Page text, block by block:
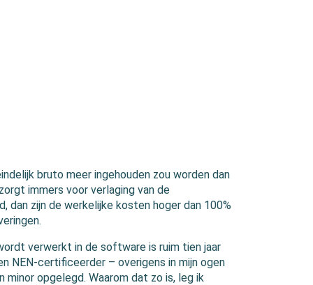
bruto meer ingehouden zou worden dan
immers voor verlaging van de
dan zijn de werkelijke kosten hoger dan 100%
verwerkt in de software is ruim tien jaar
NEN-certificeerder – overigens in mijn ogen
opgelegd. Waarom dat zo is, leg ik